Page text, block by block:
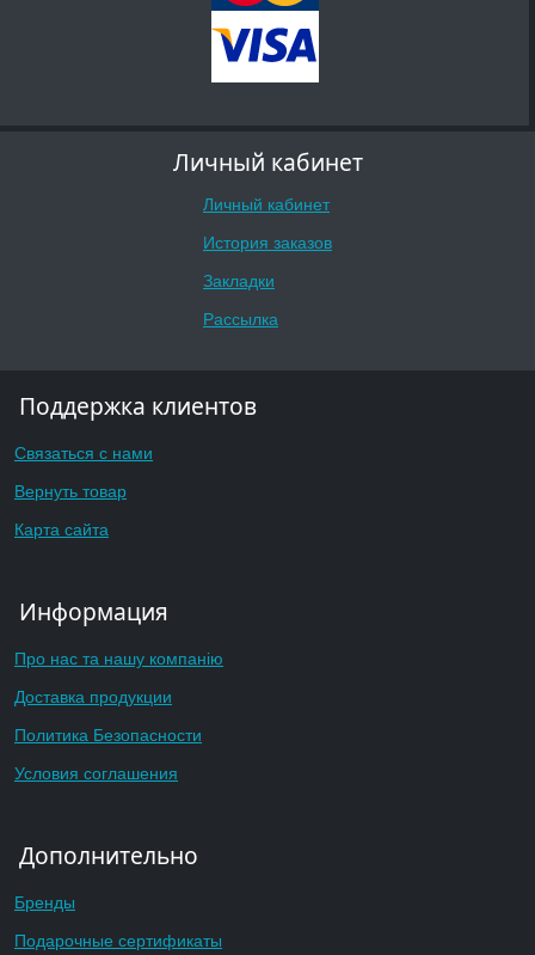
Личный кабинет
Личный кабинет
История заказов
Закладки
Рассылка
Поддержка клиентов
Связаться с нами
Вернуть товар
Карта сайта
Информация
Про нас та нашу компанію
Доставка продукции
Политика Безопасности
Условия соглашения
Дополнительно
Бренды
Подарочные сертификаты